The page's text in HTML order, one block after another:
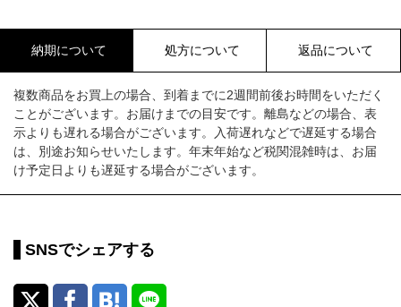
納期について 処方について 返品について
複数商品をお買上の場合、到着までに2週間前後お時間をいただく
ことがございます。お届けまでの目安です。離島などの場合、表
示よりも遅れる場合がございます。入荷遅れなどで遅延する場合
は、別途お知らせいたします。年末年始など税関混雑時は、お届
け予定日よりも遅延する場合がございます。
SNSでシェアする